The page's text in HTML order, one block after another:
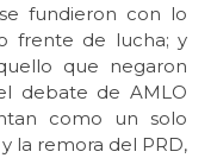
fundieron con lo
frente de lucha; y
que negaron
debate de AMLO
como un solo
la remora del PRD,